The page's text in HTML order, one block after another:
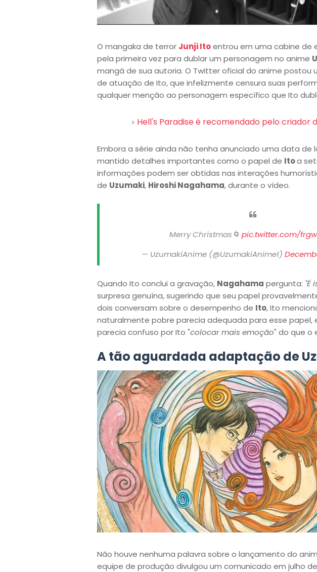
O mangaka de terror Junji Itoentrou em uma cabine de
pela primeira vez para dublar um personagem no anime
mangá de sua autoria. O Twitter oficial do anime postou
de atuação de Ito, que infelizmente censura suas
qualquer menção ao personagem específico que Ito
Hell's Paradise é recomendado pelo criador
Embora a série ainda não tenha anunciado uma data de
mantido detalhes importantes como o papel de Itoa
informações podem ser obtidas nas interações
de Uzumaki, Hiroshi Nagahama, durante o vídeo.
Merry Christmas🌀 pic.twitter.com/
— UzumakiAnime (@UzumakiAnime1)
Quando Ito conclui a gravação, Nagahama pergunta: "É
surpresa genuína, sugerindo que seu papel
dois conversam sobre o desempenho de Ito, Ito
naturalmente pobre parecia adequada para esse papel,
parecia confuso por Ito "colocar mais emoção" do que o
A tão aguardada adaptação de
Não houve nenhuma palavra sobre o lançamento do
equipe de produção divulgou um comunicado em julho